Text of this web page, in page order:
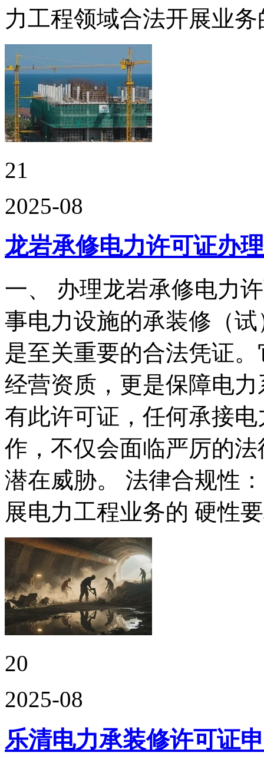
力工程领域合法开展业
21
2025-08
龙岩承修电力许可证办
一、 办理龙岩承修电力
事电力设施的承装修（
是至关重要的合法凭证
经营资质，更是保障电
有此许可证，任何承接
作，不仅会面临严厉的
潜在威胁。 法律合规性
展电力工程业务的 硬性
20
2025-08
乐清电力承装修许可证